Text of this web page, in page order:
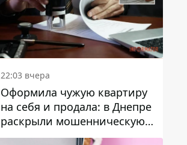
22:03 вчера
Оформила чужую квартиру
на себя и продала: в Днепре
раскрыли мошенническую
схему с недвижимостью